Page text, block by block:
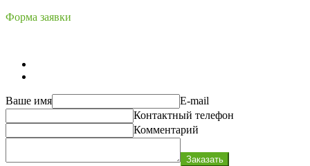
Форма заявки
Ваше имя
E-mail
Контактный телефон
Комментарий
Заказать